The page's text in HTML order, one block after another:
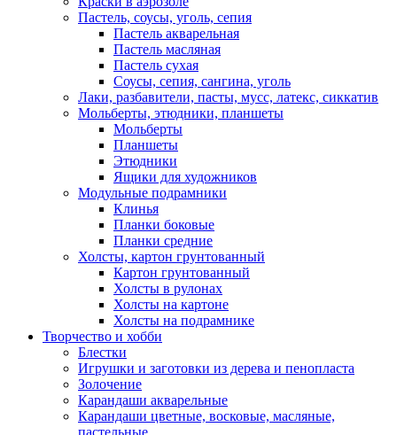
Пастель, соусы, уголь, сепия
Пастель акварельная
Пастель масляная
Пастель сухая
Соусы, сепия, сангина, уголь
Лаки, разбавители, пасты, мусс, латекс, сиккатив
Мольберты, этюдники, планшеты
Мольберты
Планшеты
Этюдники
Ящики для художников
Модульные подрамники
Клинья
Планки боковые
Планки средние
Холсты, картон грунтованный
Картон грунтованный
Холсты в рулонах
Холсты на картоне
Холсты на подрамнике
Творчество и хобби
Блестки
Игрушки и заготовки из дерева и пенопласта
Золочение
Карандаши акварельные
Карандаши цветные, восковые, масляные,
пастельные